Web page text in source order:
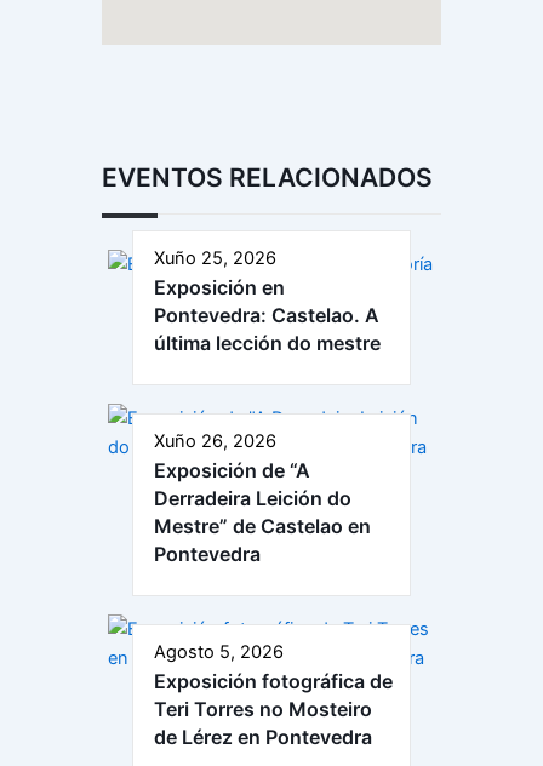
EVENTOS RELACIONADOS
Xuño 25, 2026
Exposición en
Pontevedra: Castelao. A
última lección do mestre
Xuño 26, 2026
Exposición de “A
Derradeira Leición do
Mestre” de Castelao en
Pontevedra
Agosto 5, 2026
Exposición fotográfica de
Teri Torres no Mosteiro
de Lérez en Pontevedra